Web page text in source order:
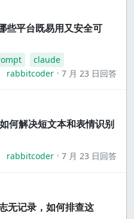
些平台既易用又安全可
claude
rabbitcoder
7 月 23 日回答
何解决短文本和表情识别
rabbitcoder 7 月 23 日回答
无记录，如何排查这